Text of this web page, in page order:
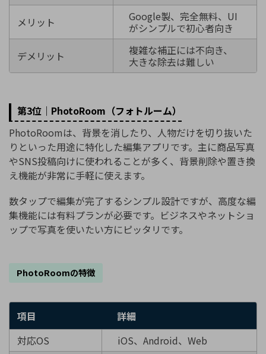
メリット
Google製、完全無料、UI
がシンプルで初心者向き
デメリット
複雑な補正には不向き、
大きな除去は難しい
第3位｜PhotoRoom（フォトルーム）
PhotoRoomは、背景を消したり、人物だけを切り抜いた
りといった用途に特化した編集アプリです。主に商品写真
やSNS投稿向けに使われることが多く、背景削除や置き換
え機能が非常に手軽に使えます。
数タップで編集が完了するシンプル設計ですが、高度な編
集機能には有料プランが必要です。ビジネスやネットショ
ップで写真を使いたい方にピッタリです。
PhotoRoomの特徴
項目
詳細
対応OS
iOS、Android、Web